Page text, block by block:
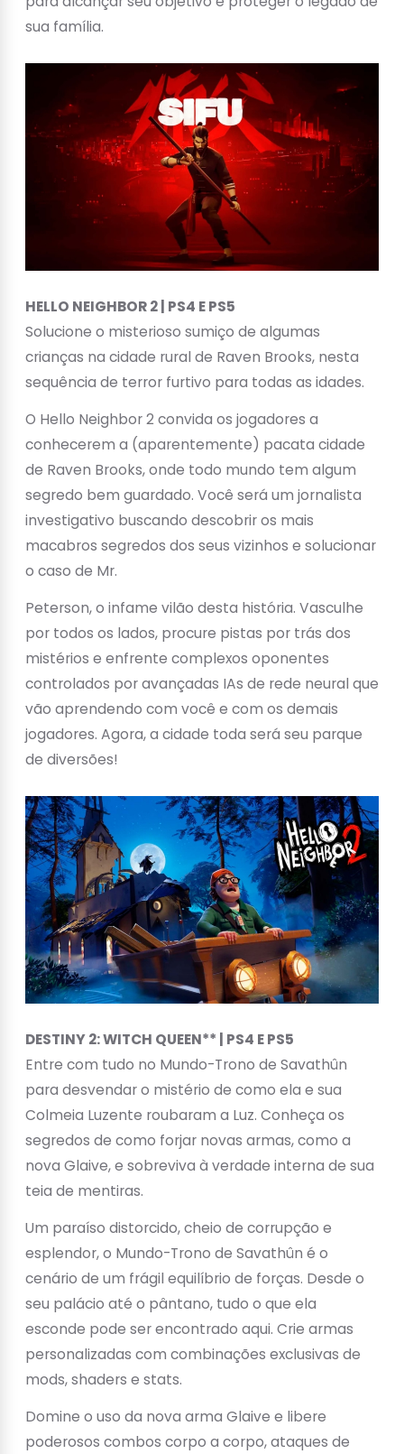
sua família.
HELLO NEIGHBOR 2 | PS4 E PS5
Solucione o misterioso sumiço de algumas
crianças na cidade rural de Raven Brooks, nesta
sequência de terror furtivo para todas as idades.
O Hello Neighbor 2 convida os jogadores a
conhecerem a (aparentemente) pacata cidade
de Raven Brooks, onde todo mundo tem algum
segredo bem guardado. Você será um jornalista
investigativo buscando descobrir os mais
macabros segredos dos seus vizinhos e solucionar
o caso de Mr.
Peterson, o infame vilão desta história. Vasculhe
por todos os lados, procure pistas por trás dos
mistérios e enfrente complexos oponentes
controlados por avançadas IAs de rede neural que
vão aprendendo com você e com os demais
jogadores. Agora, a cidade toda será seu parque
de diversões!
DESTINY 2: WITCH QUEEN** | PS4 E PS5
Entre com tudo no Mundo-Trono de Savathûn
para desvendar o mistério de como ela e sua
Colmeia Luzente roubaram a Luz. Conheça os
segredos de como forjar novas armas, como a
nova Glaive, e sobreviva à verdade interna de sua
teia de mentiras.
Um paraíso distorcido, cheio de corrupção e
esplendor, o Mundo-Trono de Savathûn é o
cenário de um frágil equilíbrio de forças. Desde o
seu palácio até o pântano, tudo o que ela
esconde pode ser encontrado aqui. Crie armas
personalizadas com combinações exclusivas de
mods, shaders e stats.
Domine o uso da nova arma Glaive e libere
poderosos combos corpo a corpo, ataques de